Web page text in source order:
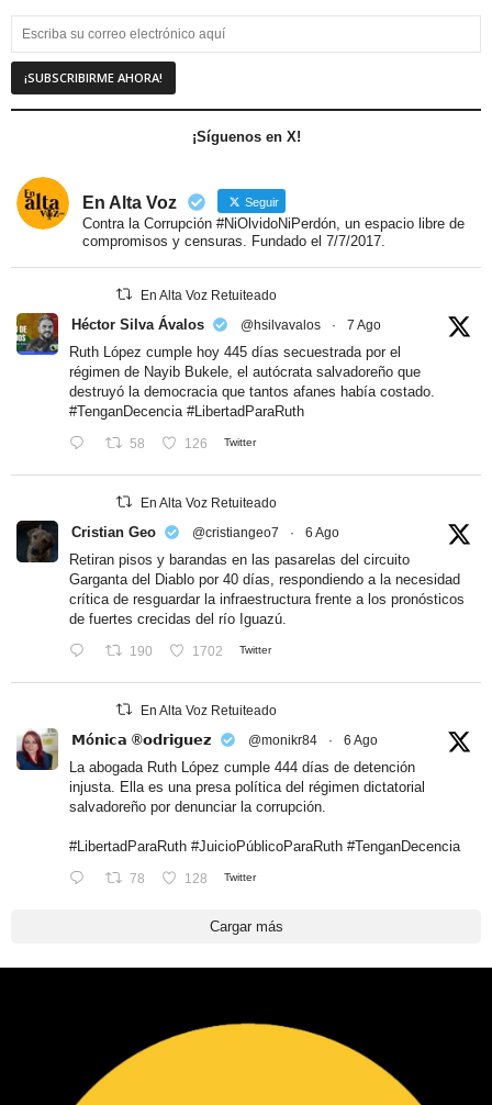
¡Síguenos en X!
En Alta Voz Seguir
Contra la Corrupción #NiOlvidoNiPerdón, un espacio libre de
compromisos y censuras. Fundado el 7/7/2017.
En Alta Voz Retuiteado
Héctor Silva Ávalos @hsilvavalos · 7 Ago
Ruth López cumple hoy 445 días secuestrada por el
régimen de Nayib Bukele, el autócrata salvadoreño que
destruyó la democracia que tantos afanes había costado.
#TenganDecencia #LibertadParaRuth
58 126 Twitter
En Alta Voz Retuiteado
Cristian Geo @cristiangeo7 · 6 Ago
Retiran pisos y barandas en las pasarelas del circuito
Garganta del Diablo por 40 días, respondiendo a la necesidad
crítica de resguardar la infraestructura frente a los pronósticos
de fuertes crecidas del río Iguazú.
190 1702 Twitter
En Alta Voz Retuiteado
𝗠ó𝗻𝗶𝗰𝗮 ®𝗼𝗱𝗿𝗶𝗴𝘂𝗲𝘇 @monikr84 · 6 Ago
La abogada Ruth López cumple 444 días de detención
injusta. Ella es una presa política del régimen dictatorial
salvadoreño por denunciar la corrupción.
#LibertadParaRuth #JuicioPúblicoParaRuth #TenganDecencia
78 128 Twitter
Cargar más